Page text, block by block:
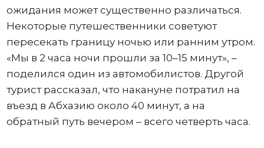
ожидания может существенно различаться.
Некоторые путешественники советуют
пересекать границу ночью или ранним утром.
«Мы в 2 часа ночи прошли за 10–15 минут», –
поделился один из автомобилистов. Другой
турист рассказал, что накануне потратил на
въезд в Абхазию около 40 минут, а на
обратный путь вечером – всего четверть часа.